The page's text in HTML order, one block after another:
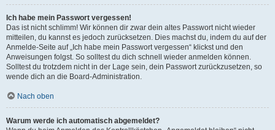
Ich habe mein Passwort vergessen!
Das ist nicht schlimm! Wir können dir zwar dein altes Passwort nicht wieder
mitteilen, du kannst es jedoch zurücksetzen. Dies machst du, indem du auf der
Anmelde-Seite auf „Ich habe mein Passwort vergessen“ klickst und den
Anweisungen folgst. So solltest du dich schnell wieder anmelden können.
Solltest du trotzdem nicht in der Lage sein, dein Passwort zurückzusetzen, so
wende dich an die Board-Administration.
Nach oben
Warum werde ich automatisch abgemeldet?